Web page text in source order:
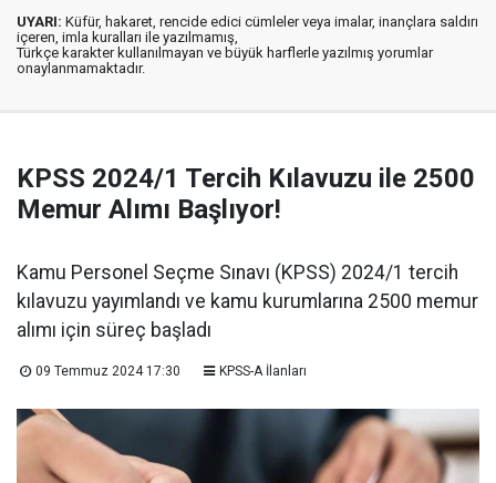
UYARI: Küfür, hakaret, rencide edici cümleler veya imalar, inançlara saldırı
içeren, imla kuralları ile yazılmamış,
Türkçe karakter kullanılmayan ve büyük harflerle yazılmış yorumlar
onaylanmamaktadır.
KPSS 2024/1 Tercih Kılavuzu ile 2500
Memur Alımı Başlıyor!
Kamu Personel Seçme Sınavı (KPSS) 2024/1 tercih
kılavuzu yayımlandı ve kamu kurumlarına 2500 memur
alımı için süreç başladı
09 Temmuz 2024 17:30 KPSS-A İlanları